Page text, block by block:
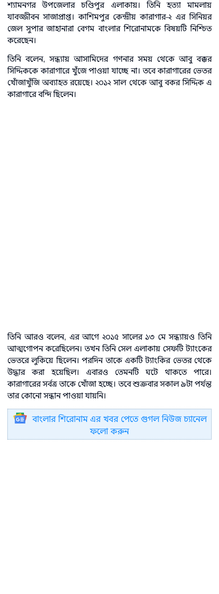
শ্যামনগর উপজেলার চণ্ডিপুর এলাকায়। তিনি হত্যা মামলায়
যাবজ্জীবন সাজাপ্রাপ্ত। কাশিমপুর কেন্দ্রীয় কারাগার-২ এর সিনিয়র
জেল সুপার জাহানারা বেগম বাংলার শিরোনামকে বিষয়টি নিশ্চিত
করেছেন।
তিনি বলেন, সন্ধ্যায় আসামিদের গণনার সময় থেকে আবু বক্কর
সিদ্দিককে কারাগারে খুঁজে পাওয়া যাচ্ছে না। তবে কারাগারের ভেতর
খোঁজাখুঁজি অব্যাহত রয়েছে। ২০১২ সাল থেকে আবু বকর সিদ্দিক এ
কারাগারে বন্দি ছিলেন।
তিনি আরও বলেন, এর আগে ২০১৫ সালের ১৩ মে সন্ধ্যায়ও তিনি
আত্মগোপন করেছিলেন। তখন তিনি সেল এলাকায় সেফটি ট্যাংকের
ভেতরে লুকিয়ে ছিলেন। পরদিন তাকে একটি ট্যাংকির ভেতর থেকে
উদ্ধার করা হয়েছিল। এবারও তেমনটি ঘটে থাকতে পারে।
কারাগারের সর্বত্র তাকে খোঁজা হচ্ছে। তবে শুক্রবার সকাল ৯টা পর্যন্ত
তার কোনো সন্ধান পাওয়া যায়নি।
বাংলার শিরোনাম এর খবর পেতে গুগল নিউজ চ্যানেল
ফলো করুন